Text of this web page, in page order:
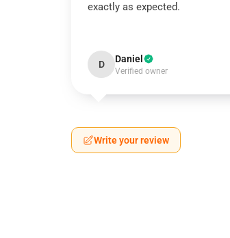
exactly as expected.
D Daniel
Verified owner
Write your review